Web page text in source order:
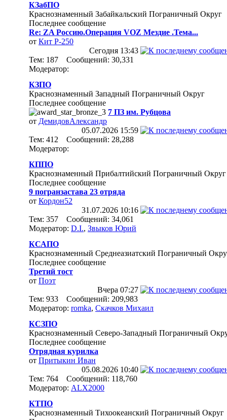
КЗабПО
Краснознаменный Забайкальский Пограничный Округ
Последнее сообщение
Re: ZA Россию.Операция VOZ Мездие .Тема...
от Кит Р-250
Сегодня 13:43
Тем: 187 Сообщений: 30,331
Модератор:
КЗПО
Краснознаменный Западный Пограничный Округ
Последнее сообщение
7 ПЗ им. Рубцова
от ДемидовАлександр
05.07.2026 15:59
Тем: 412 Сообщений: 28,288
Модератор:
КППО
Краснознаменный Прибалтийский Пограничный Округ
Последнее сообщение
9 погранзастава 23 отряда
от Кордон52
31.07.2026 10:16
Тем: 357 Сообщений: 34,061
Модератор: D.I., Звыков Юрий
КСАПО
Краснознаменный Среднеазиатский Пограничный
Последнее сообщение
Третий тост
от Поэт
Вчера 07:27
Тем: 933 Сообщений: 209,983
Модератор: romka, Скачков Михаил
КСЗПО
Краснознаменный Северо-Западный Пограничный
Последнее сообщение
Отрядная курилка
от Притыкин Иван
05.08.2026 10:40
Тем: 764 Сообщений: 118,760
Модератор: ALX2000
КТПО
Краснознаменный Тихоокеанский Пограничный Округ